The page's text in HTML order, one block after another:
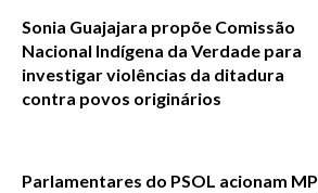
Sonia Guajajara propõe Comissão
Nacional Indígena da Verdade para
investigar violências da ditadura
contra povos originários
Parlamentares do PSOL acionam MP